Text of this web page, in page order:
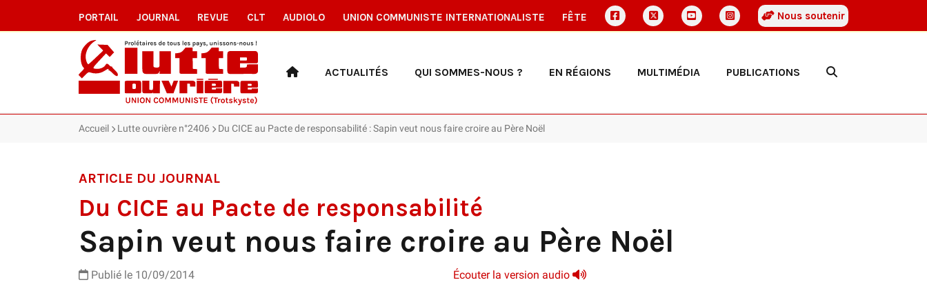
PORTAIL JOURNAL REVUE CLT AUDIOLO UNION COMMUNISTE INTERNATIONALISTE FÊTE Nous soutenir
ACTUALITÉS QUI SOMMES-NOUS ? EN RÉGIONS MULTIMÉDIA PUBLICATIONS
Accueil Lutte ouvrière n°2406 Du CICE au Pacte de responsabilité : Sapin veut nous faire croire au Père Noël
ARTICLE DU JOURNAL
Du CICE au Pacte de responsabilité
Sapin veut nous faire croire au Père Noël
Publié le 10/09/2014 Écouter la version audio